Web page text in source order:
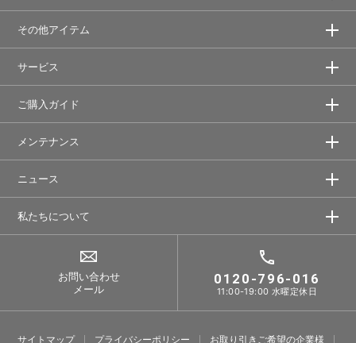
その他アイテム
サービス
ご購入ガイド
メンテナンス
ニュース
私たちについて
お問い合わせ
メール
0120-796-016
11:00-19:00 水曜定休日
サイトマップ プライバシーポリシー お取り引きご希望の企業様